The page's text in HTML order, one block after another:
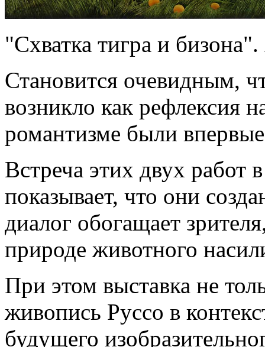
"Схватка тигра и
Становится очевидным,
возникло как рефлексия
романтизме были
Встреча этих двух работ
показывает, что они
диалог обогащает
природе животного
При этом выставка не
живопись Руссо в
будущего